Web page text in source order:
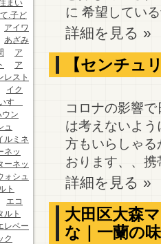
まい
.子ど
アイワ
あざみ
ア
ア
レスト
イク
すゞ
ン
ュ
ルミネ
ネッ
ーネッ
ォシュ
ト
エコ
ルト
レベー
ク
に 希望してい
詳細を見る »
【センチュ
コロナの影響
は考えないよ
方もいらしゃ
おります、、
詳細を見る »
大田区大森
な｜一蘭の